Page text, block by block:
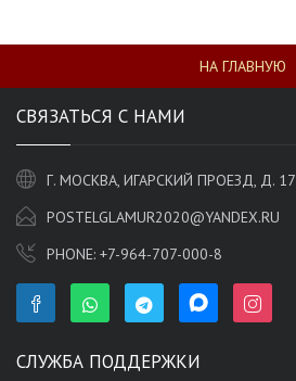
НА ГЛАВНУЮ
СВЯЗАТЬСЯ С НАМИ
Г. МОСКВА, ИГАРСКИЙ ПРОЕЗД, Д. 17
POSTELGLAMUR2020@YANDEX.RU
PHONE: +7-964-707-000-8
СЛУЖБА ПОДДЕРЖКИ